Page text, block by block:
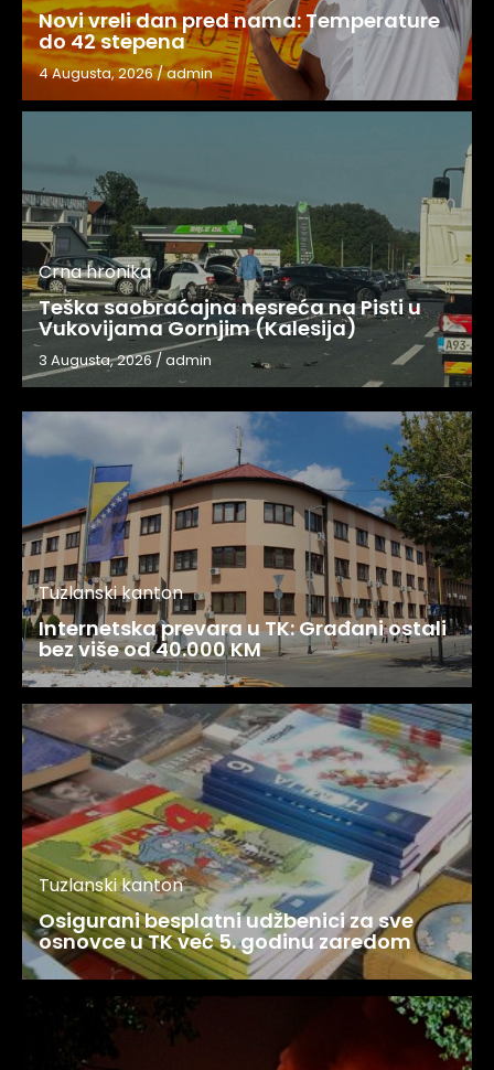
Novi vreli dan pred nama: Temperature
do 42 stepena
4 Augusta, 2026/admin
Crna hronika
Teška saobraćajna nesreća na Pisti u
Vukovijama Gornjim (Kalesija)
3 Augusta, 2026 / admin
Tuzlanski kanton
Internetska prevara u TK: Građani ostali
bez više od 40.000 KM
Tuzlanski kanton
Osigurani besplatni udžbenici za sve
osnovce u TK već 5. godinu zaredom